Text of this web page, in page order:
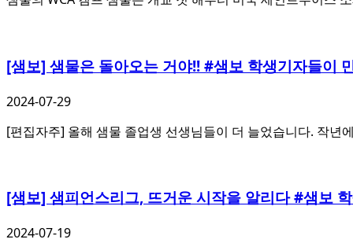
[샘보] 샘물은 돌아오는 거야!! #샘보 학생기자들이
2024-07-29
[편집자주] 올해 샘물 졸업생 선생님들이 더 늘었습니다. 작년
[샘보] 샘피언스리그, 뜨거운 시작을 알리다 #샘보
2024-07-19